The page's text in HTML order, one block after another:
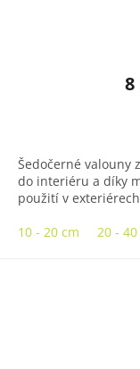
8
Šedočerné valouny
do interiéru a díky
použití v
10 - 20 cm
20 -